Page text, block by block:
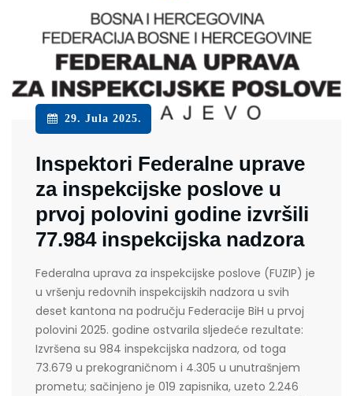
29. Jula 2025.
Inspektori Federalne uprave
za inspekcijske poslove u
prvoj polovini godine izvršili
77.984 inspekcijska nadzora
Federalna uprava za inspekcijske poslove (FUZIP) je
u vršenju redovnih inspekcijskih nadzora u svih
deset kantona na području Federacije BiH u prvoj
polovini 2025. godine ostvarila sljedeće rezultate:
Izvršena su 984 inspekcijska nadzora, od toga
73.679 u prekograničnom i 4.305 u unutrašnjem
prometu; sačinjeno je 019 zapisnika, uzeto 2.246